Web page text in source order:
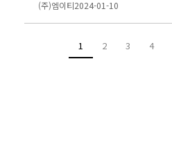
(주)엠이티2024-01-10
1 2 3 4